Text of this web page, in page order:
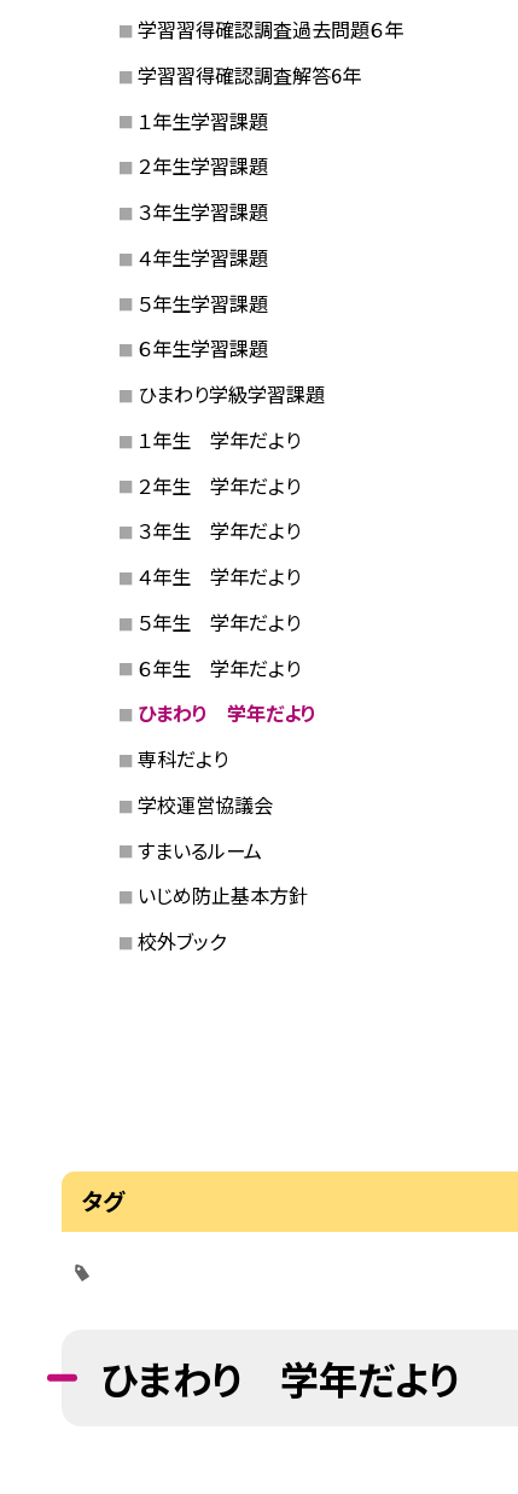
学習習得確認調査過去問題６年
学習習得確認調査解答6年
１年生学習課題
２年生学習課題
３年生学習課題
４年生学習課題
５年生学習課題
６年生学習課題
ひまわり学級学習課題
１年生 学年だより
２年生 学年だより
３年生 学年だより
４年生 学年だより
５年生 学年だより
６年生 学年だより
ひまわり 学年だより
専科だより
学校運営協議会
すまいるルーム
いじめ防止基本方針
校外ブック
タグ
ひまわり 学年だより